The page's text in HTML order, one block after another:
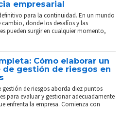
empresarial
para la continuidad. En un mundo
cambio, donde los desafíos y las
pueden surgir en cualquier momento,
Cómo elaborar un
de gestión de riesgos en
gestión de riesgos aborda diez puntos
para evaluar y gestionar adecuadamente
enfrenta la empresa. Comienza con